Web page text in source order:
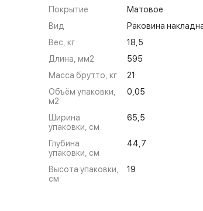
Покрытие
Матовое
Вид
Раковина
Вес, кг
18,5
Длина, мм2
595
Масса брутто, кг
21
Объём упаковки,
м2
0,05
Ширина
упаковки, см
65,5
Глубина
упаковки, см
44,7
Высота упаковки,
см
19